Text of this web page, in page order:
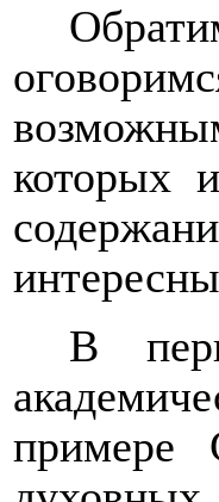
которых
В
примере